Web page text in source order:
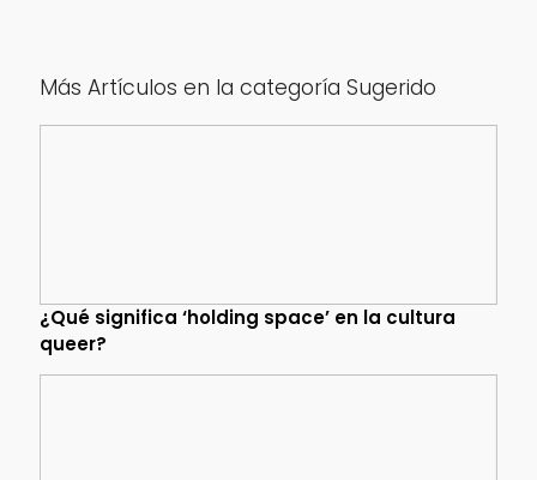
Más Artículos en la categoría Sugerido
¿Qué significa ‘holding space’ en la cultura
queer?